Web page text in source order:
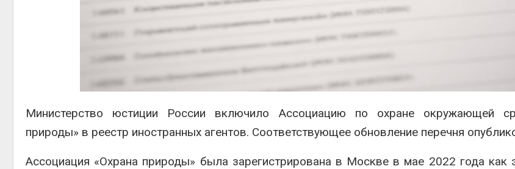
Министерство юстиции России включило Ассоциацию по охране окружающей
природы» в реестр иностранных агентов. Соответствующее обновление перечня
Ассоциация «Охрана природы» была зарегистрирована в Москве в мае 2022 года как
климата»: исследование
показало пределы
экологических расчётов
Авг 5, 2026
Стартовал прием заявок
на экологическую
премию
Авг 5, 2026 Авг 6, 2026